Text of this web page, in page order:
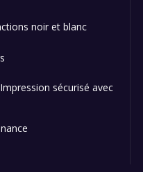
noir et blanc
sécurisé avec